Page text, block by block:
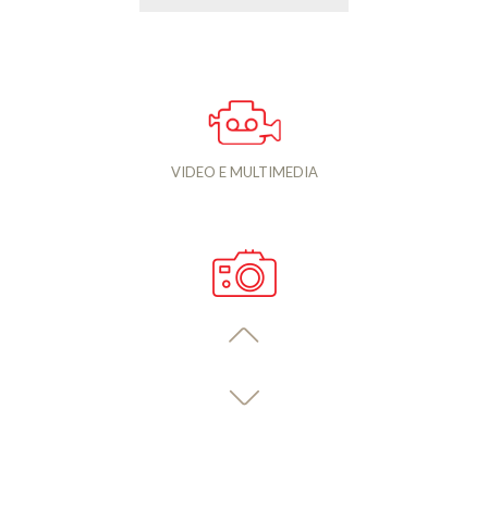
VIDEO E MULTIMEDIA